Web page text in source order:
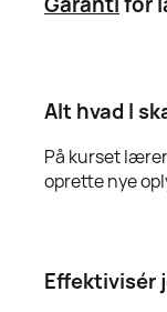
Alt hvad I
På kurset
oprette nye
Effektivisér